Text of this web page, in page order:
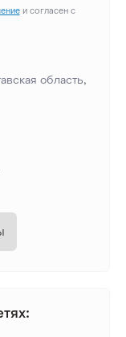
и согласен с
область,